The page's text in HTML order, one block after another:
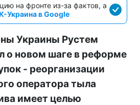
на фронте из-за фактов, а
Украина в Google
Украины Рустем
о новом шаге в реформе
- реорганизации
оператора тыла
имеет целью